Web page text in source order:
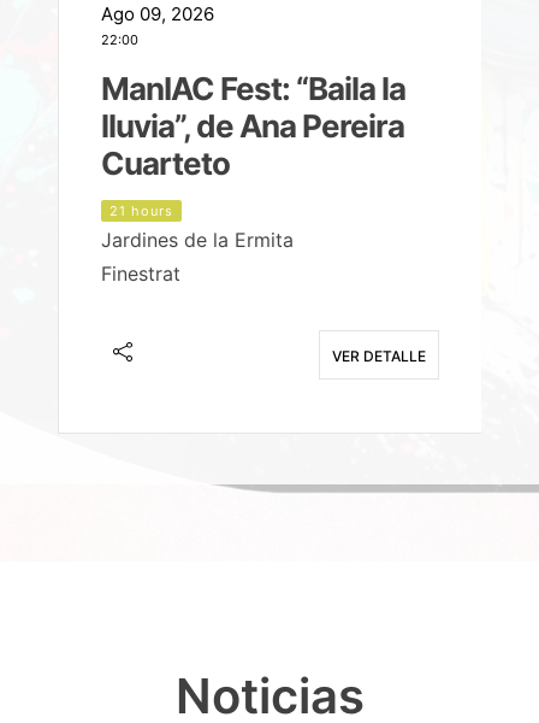
Ago 09, 2026
22:00
ManIAC Fest: “Baila la
lluvia”, de Ana Pereira
Cuarteto
21 hours
Jardines de la Ermita
Finestrat
VER DETALLE
Noticias